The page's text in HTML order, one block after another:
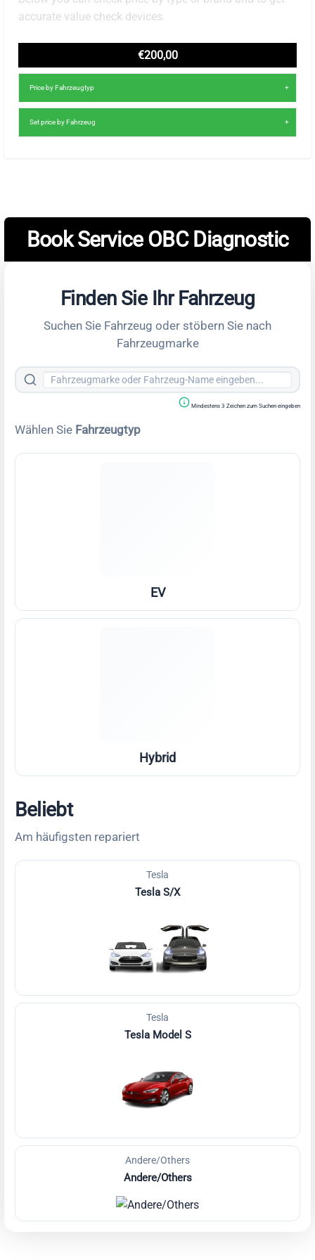
accurate value check devices.
€200,00
Price by Fahrzeugtyp
Set price by Fahrzeug
Book Service OBC Diagnostic
Finden Sie Ihr Fahrzeug
Suchen Sie Fahrzeug oder stöbern Sie nach
Fahrzeugmarke
Mindestens 3 Zeichen zum Suchen eingeben
Wählen Sie Fahrzeugtyp
EV
Hybrid
Beliebt
Am häufigsten repariert
Tesla
Tesla S/X
Tesla
Tesla Model S
Andere/Others
Andere/Others